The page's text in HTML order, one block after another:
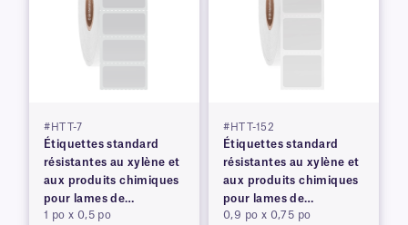
#HTT-7
Étiquettes standard
résistantes au xylène et
aux produits chimiques
pour lames de
microscope
1 po x 0,5 po
#HTT-152
Étiquettes standard
résistantes au xylène et
aux produits chimiques
pour lames de
microscope
0,9 po x 0,75 po